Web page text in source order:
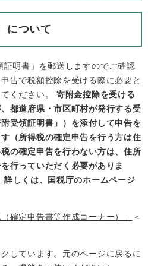
について
明書」を郵送しますのでご確認
告で税額控除を受ける際に必要と
ください。 寄附金控除を受ける
都道府県・市区町村が発行する受
受領証明書」）を添付して申告を
（所得税の確定申告を行う方は住
の確定申告を行わない方は、住所
行っていただく必要がありま
詳しくは、国税庁のホームページ
確定申告書等作成コーナー）」
＜
しています。元のページに戻るに